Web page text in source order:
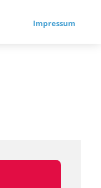
Impressum